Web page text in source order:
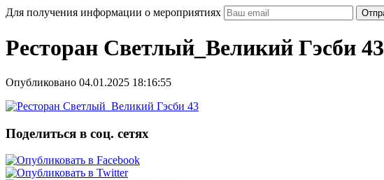
Для получения информации о мероприятиях
Ресторан Светлый_Великий Гэсби 43
Опубликовано 04.01.2025 18:16:55
Поделиться в соц. сетях